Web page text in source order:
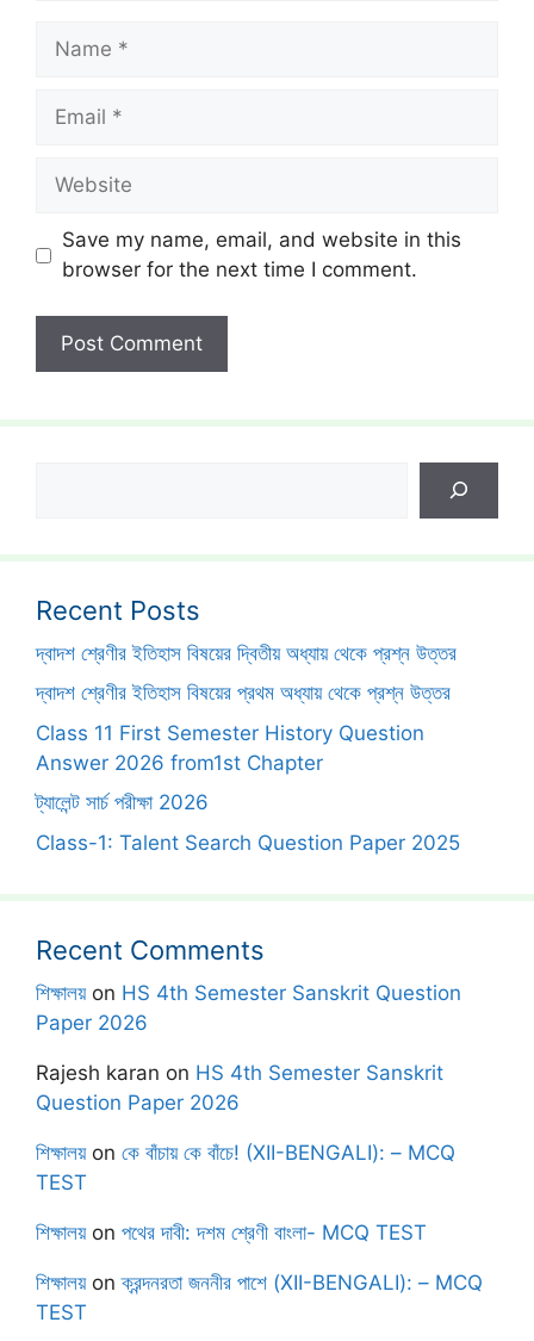
Name
Email
Website
Save my name, email, and website in this
browser for the next time I comment.
Recent Posts
দ্বাদশ শ্রেণীর ইতিহাস বিষয়ের দ্বিতীয় অধ্যায় থেকে প্রশ্ন উত্তর
দ্বাদশ শ্রেণীর ইতিহাস বিষয়ের প্রথম অধ্যায় থেকে প্রশ্ন উত্তর
Class 11 First Semester History Question
Answer 2026 from1st Chapter
ট্যালেন্ট সার্চ পরীক্ষা 2026
Class-1: Talent Search Question Paper 2025
Recent Comments
শিক্ষালয়on HS 4th Semester Sanskrit Question
Paper 2026
Rajesh karan on HS 4th Semester Sanskrit
Question Paper 2026
শিক্ষালয়on কে বাঁচায় কে বাঁচে! (XII-BENGALI): – MCQ
TEST
শিক্ষালয়on পথের দাবী: দশম শ্রেণী বাংলা- MCQ TEST
শিক্ষালয়onক্রন্দনরতা জননীর পাশে (XII-BENGALI): – MCQ
TEST